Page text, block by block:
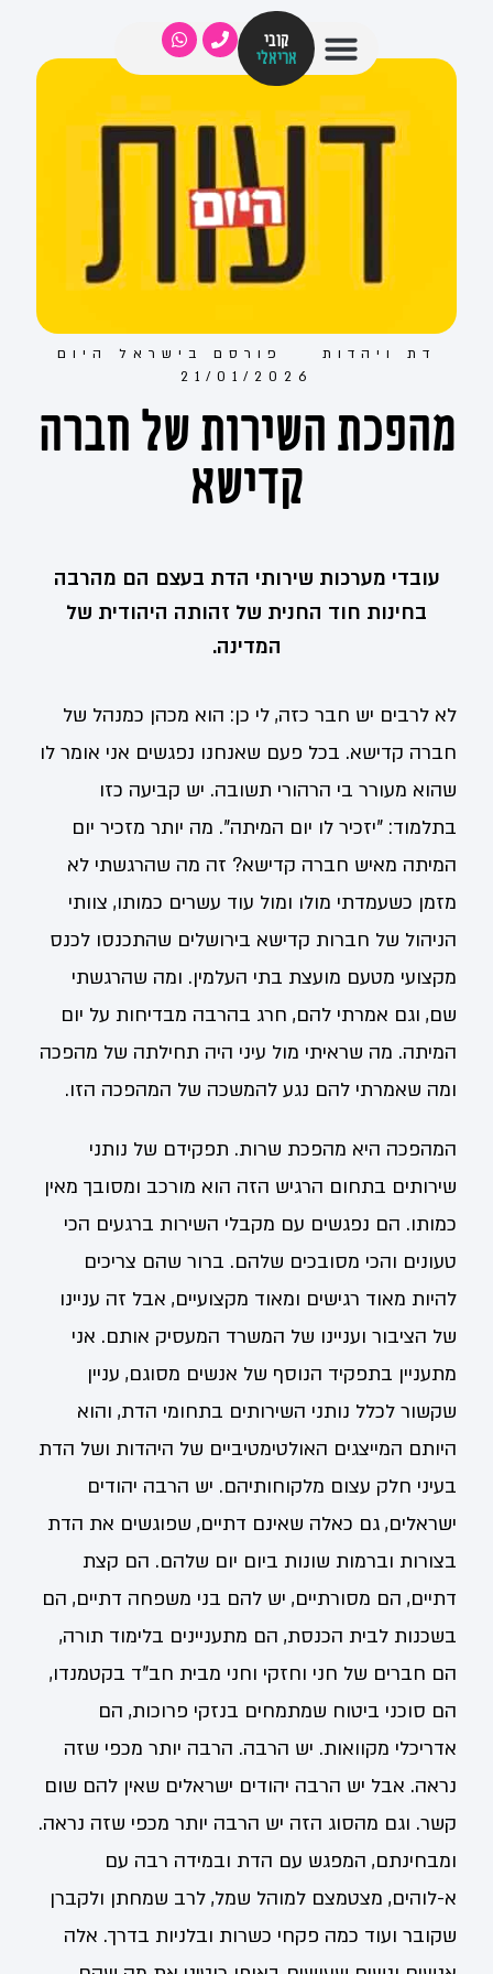
קובי
אריאלי
דת ויהדות פורסם ב ישראל היום
21/01/2026
מהפכת השירות של חברה
קדישא
עובדי מערכות שירותי הדת בעצם הם מהרבה
בחינות חוד החנית של זהותה היהודית של
המדינה.
לא לרבים יש חבר כזה, לי כן: הוא מכהן כמנהל של
חברה קדישא. בכל פעם שאנחנו נפגשים אני אומר לו
שהוא מעורר בי הרהורי תשובה. יש קביעה כזו
בתלמוד: "יזכיר לו יום המיתה". מה יותר מזכיר יום
המיתה מאיש חברה קדישא? זה מה שהרגשתי לא
מזמן כשעמדתי מולו ומול עוד עשרים כמותו, צוותי
הניהול של חברות קדישא בירושלים שהתכנסו לכנס
מקצועי מטעם מועצת בתי העלמין. ומה שהרגשתי
שם, וגם אמרתי להם, חרג בהרבה מבדיחות על יום
המיתה. מה שראיתי מול עיני היה תחילתה של מהפכה
ומה שאמרתי להם נגע להמשכה של המהפכה הזו.
המהפכה היא מהפכת שרות. תפקידם של נותני
שירותים בתחום הרגיש הזה הוא מורכב ומסובך מאין
כמותו. הם נפגשים עם מקבלי השירות ברגעים הכי
טעונים והכי מסובכים שלהם. ברור שהם צריכים
להיות מאוד רגישים ומאוד מקצועיים, אבל זה עניינו
של הציבור ועניינו של המשרד המעסיק אותם. אני
מתעניין בתפקיד הנוסף של אנשים מסוגם, עניין
שקשור לכלל נותני השירותים בתחומי הדת, והוא
היותם המייצגים האולטימטיביים של היהדות ושל הדת
בעיני חלק עצום מלקוחותיהם. יש הרבה יהודים
ישראלים, גם כאלה שאינם דתיים, שפוגשים את הדת
בצורות וברמות שונות ביום יום שלהם. הם קצת
דתיים, הם מסורתיים, יש להם בני משפחה דתיים, הם
בשכנות לבית הכנסת, הם מתעניינים בלימוד תורה,
הם חברים של חני וחזקי וחני מבית חב"ד בקטמנדו,
הם סוכני ביטוח שמתמחים בנזקי פרוכות, הם
אדריכלי מקוואות. יש הרבה. הרבה יותר מכפי שזה
נראה. אבל יש הרבה יהודים ישראלים שאין להם שום
קשר. וגם מהסוג הזה יש הרבה יותר מכפי שזה נראה.
ומבחינתם, המפגש עם הדת ובמידה רבה עם
א-לוהים, מצטמצם למוהל שמל, לרב שמחתן ולקברן
שקובר ועוד כמה פקחי כשרות ובלניות בדרך. אלה